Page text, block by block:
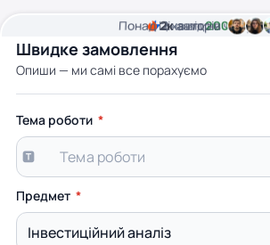
Швидке замовлення
Опиши — ми самі все порахуємо
2хвилини часу
Ціна від200 грн
Понад2кавторів
Тема роботи
Предмет